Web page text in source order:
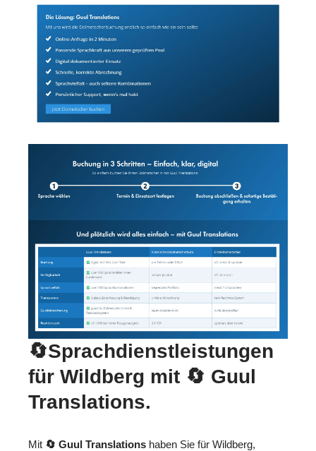
🔄Sprachdienstleistungen
für Wildberg mit 🔄 Guul
Translations.
Mit 🔄 Guul Translations haben Sie für Wildberg,